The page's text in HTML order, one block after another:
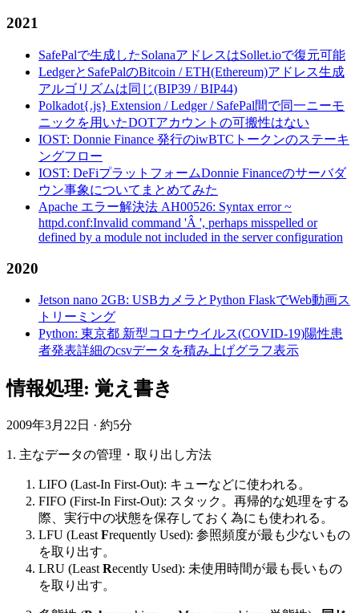
2021
SafePalで生成したSolanaアドレスはSollet.ioで復元可能
LedgerとSafePalのBitcoin / ETH(Ethereum)アドレス生成
アルゴリズムは同じ(BIP39 / BIP44)
Polkadot{.js} Extension / Ledger / SafePal間で同一ニーモ
ニックを用いたDOTアカウントの可搬性はない
IOST: Donnie Finance 発行のiwBTCトークンのステーキ
ングフロー
IOST: DeFiプラットフォームDonnie Financeのサーバダ
ウン事象についてまとめてみた
Apache エラー解決法 AH00526: Syntax error ~
httpd.conf:Invalid command 'Â ', perhaps misspelled or
defined by a module not included in the server configuration
2020
Jetson nano 2GB: USBカメラとPython FlaskでWeb動画ス
トリーミング
Python: 東京都 新型コロナウイルス(COVID-19)陽性患
者発表詳細のcsvデータを積み上げグラフ表示
情報処理: 覚え書き
2009年3月22日 · 約5分
1. 主なデータの管理・取り出し方法
LIFO (Last-In First-Out): キューなどに使われる。
FIFO (First-In First-Out): スタック。再帰的な処理をする
際、実行中の状態を保存しておく為にも使われる。
LFU (Least Frequently Used): 参照頻度が最も少ないもの
を取り出す。
LRU (Least Recently Used): 未使用時間が最も長いもの
を取り出す。